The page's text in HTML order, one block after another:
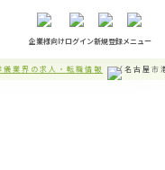
企業様向けログイン新規登録メニュー
儀業界の求人・転職情報 （名古屋市